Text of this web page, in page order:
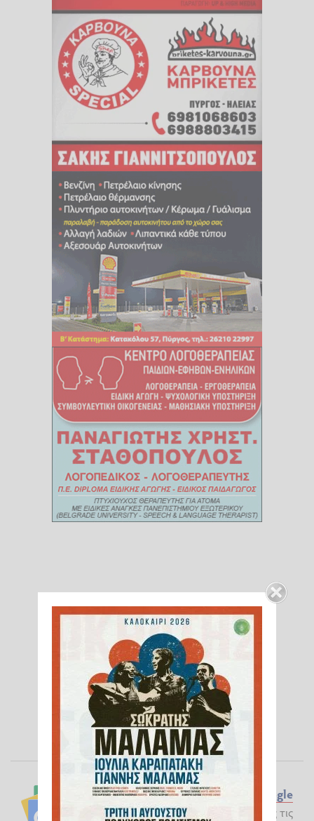
Ακολουθήστε το ilialive.gr στο
Google
Newsκαι μάθετε πρώτοι όλες τις